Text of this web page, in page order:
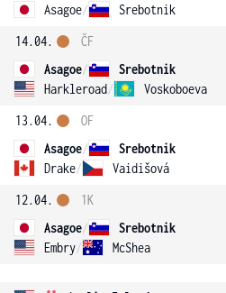
Asagoe/ Srebotnik
14.04.
Asagoe/
Srebotnik
Harkleroad/ Voskoboeva
ČF
13.04.
Asagoe/
Srebotnik
Drake/ Vaidišová
OF
12.04.
Asagoe/
Srebotnik
Embry/ McShea
1K